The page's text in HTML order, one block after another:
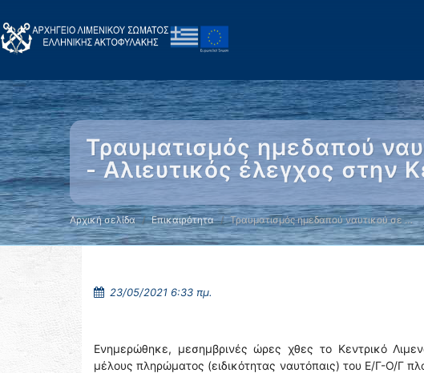
Τραυματισμός ημεδαπού
- Αλιευτικός έλεγχος στην
Αρχική σελίδα Επικαιρότητα Τραυματισμός ημεδαπού ναυτικού σε …
23/05/2021 6:33 πμ.
Ενημερώθηκε, μεσημβρινές ώρες χθες το Κεντρικό
μέλους πληρώματος (ειδικότητας ναυτόπαις) του Ε/Γ-Ο/